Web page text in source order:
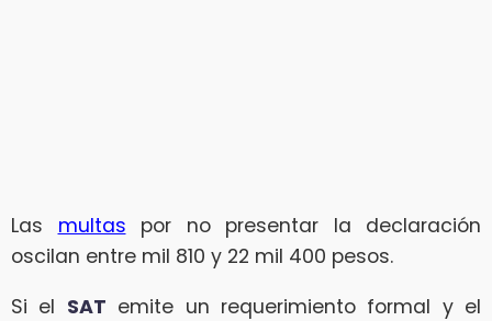
Las multas por no presentar la declaración
oscilan entre mil 810 y 22 mil 400 pesos.
Si el SAT emite un requerimiento formal y el